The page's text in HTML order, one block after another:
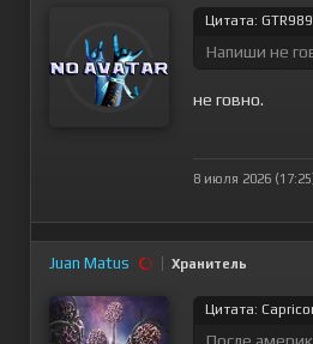
Цитата: GTR989
Напиши не
не говно.
8 июля 2026
Juan Matus Хранитель
Цитата:
После